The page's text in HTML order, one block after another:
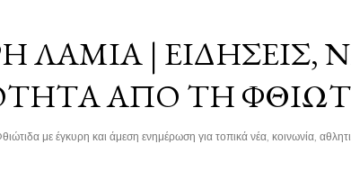
ΛΑΜΊΑ | ΕΙΔΉΣΕΙΣ,
ΑΠΌ ΤΗ
με έγκυρη και άμεση ενημέρωση για τοπικά νέα, κοινωνία,